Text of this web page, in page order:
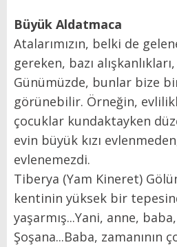
Büyük Aldatmaca
Atalarımızın, belki de
gereken, bazı
Günümüzde, bunlar bize
görünebilir. Örneğin,
çocuklar kundaktayken
evin büyük kızı
evlenemezdi.
Tiberya (Yam Kineret)
kentinin yüksek bir
yaşarmış...Yani, anne,
Şoşana...Baba, zamanının